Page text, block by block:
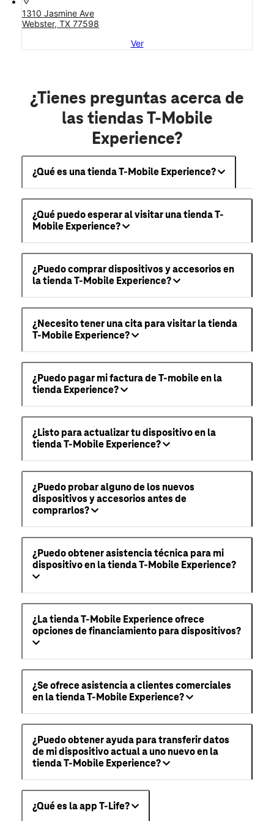
1310 Jasmine Ave
Webster, TX 77598
Ver
¿Tienes preguntas acerca de
las tiendas T-Mobile
Experience?
¿Qué es una tienda T-Mobile Experience?
¿Qué puedo esperar al visitar una tienda T-
Mobile Experience?
¿Puedo comprar dispositivos y accesorios en
la tienda T-Mobile Experience?
¿Necesito tener una cita para visitar la tienda
T-Mobile Experience?
¿Puedo pagar mi factura de T-mobile en la
tienda Experience?
¿Listo para actualizar tu dispositivo en la
tienda T-Mobile Experience?
¿Puedo probar alguno de los nuevos
dispositivos y accesorios antes de
comprarlos?
¿Puedo obtener asistencia técnica para mi
dispositivo en la tienda T-Mobile Experience?
¿La tienda T-Mobile Experience ofrece
opciones de financiamiento para dispositivos?
¿Se ofrece asistencia a clientes comerciales
en la tienda T-Mobile Experience?
¿Puedo obtener ayuda para transferir datos
de mi dispositivo actual a uno nuevo en la
tienda T-Mobile Experience?
¿Qué es la app T-Life?